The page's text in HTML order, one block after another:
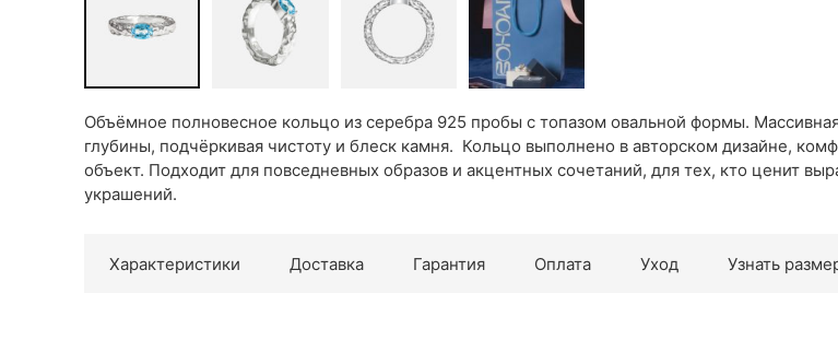
Объёмное полновесное кольцо из серебра 925 пробы с топазом овальной формы.
глубины, подчёркивая чистоту и блеск камня. Кольцо выполнено в авторском дизайне,
объект. Подходит для повседневных образов и акцентных сочетаний, для тех, кто ценит
украшений.
Характеристики Доставка Гарантия Оплата Уход Узнать